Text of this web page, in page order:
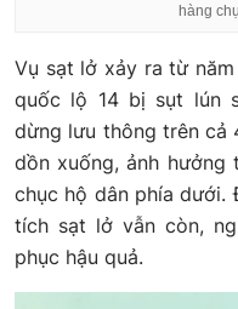
hàng
Vụ sạt lở xảy ra từ
quốc lộ 14 bị sụt lún
dừng lưu thông trên cả
dồn xuống, ảnh hưởng
chục hộ dân phía dưới.
tích sạt lở vẫn còn,
phục hậu quả.